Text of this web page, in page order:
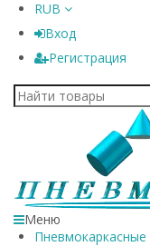
RUB
Вход
Регистрация
Меню